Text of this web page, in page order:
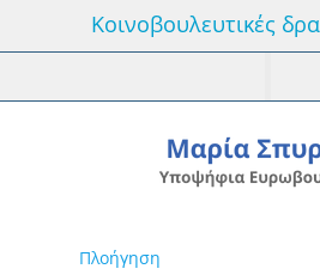
Κοινοβουλευτικές
Πλοήγηση